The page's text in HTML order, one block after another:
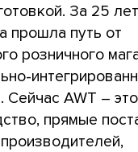
За 25
прошла путь от
розничного
Сейчас AWT – это
прямые